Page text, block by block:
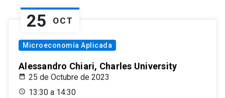
25 OCT
Microeconomía Aplicada
Alessandro Chiari, Charles University
25 de Octubre de 2023
13:30 a 14:30